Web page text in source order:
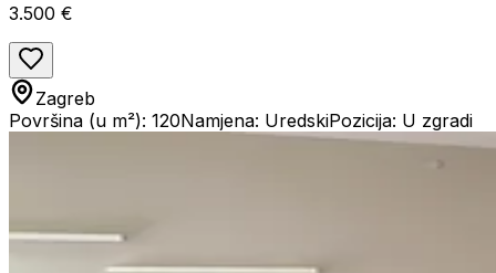
3.500 €
Zagreb
Površina (u m²): 120Namjena: UredskiPozicija: U zgradi